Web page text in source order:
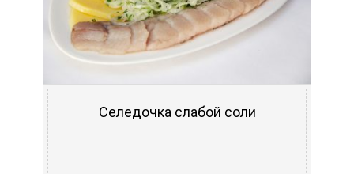
Селедочка слабой соли